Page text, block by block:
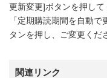
更新変更]ボタンを押して
「定期購読期間を自動
タンを押し、ご変更くだ
関連リンク